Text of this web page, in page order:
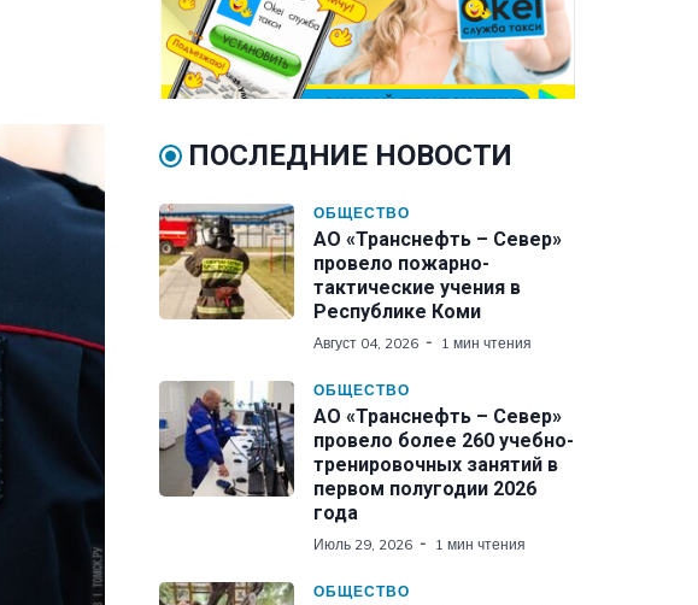
ПОСЛЕДНИЕ НОВОСТИ
ОБЩЕСТВО
АО «Транснефть – Север»
провело пожарно-
тактические учения в
Республике Коми
Август 04, 2026 1 мин чтения
ОБЩЕСТВО
АО «Транснефть – Север»
провело более 260 учебно-
тренировочных занятий в
первом полугодии 2026
года
Июль 29, 2026 1 мин чтения
ОБЩЕСТВО